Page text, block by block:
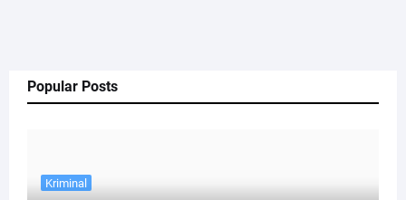
Popular Posts
Kriminal